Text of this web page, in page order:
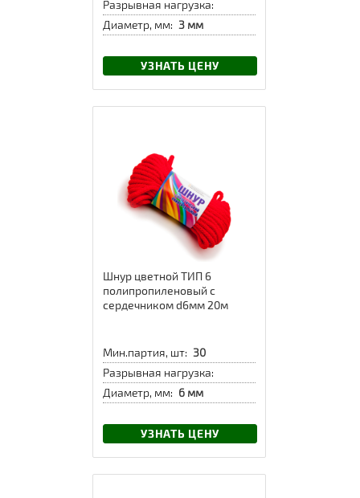
Разрывная нагрузка:
Диаметр, мм: 3 мм
УЗНАТЬ ЦЕНУ
Шнур цветной ТИП 6
полипропиленовый с
сердечником d6мм 20м
Мин.партия, шт: 30
Разрывная нагрузка:
Диаметр, мм: 6 мм
УЗНАТЬ ЦЕНУ